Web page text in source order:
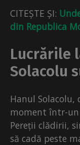
CITEȘTE ȘI:
din Republica
Lucrările
Solacolu
Hanul
moment într-un
Pereții clădirii,
să cadă peste